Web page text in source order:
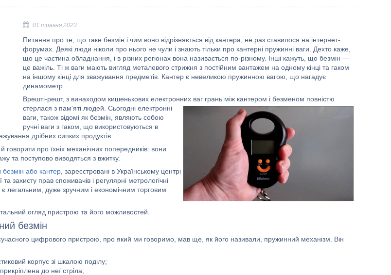
01 травня 2023
Питання про те, що таке безмін і чим воно відрізняється від кантера, не раз ставилося на інтернет-
форумах. Деякі люди ніколи про нього не чули і знають тільки про кантерні пружинні ваги. Дехто каже,
що це частина обладнання, і в різних регіонах вона називається по-різному. Інші кажуть, що безмін —
це важіль. Ті ж ваги мають вигляд металевого стрижня з постійним вантажем на одному кінці та гаком
на іншому кінці для зважування предметів. Кантер є невеликою пружинною вагою, що нагадує
динамометр
Врешті-решт, з винаходом кишенькових електронних ваг грань між кантером і безменом повністю
стерлася з пам'яті людей. Сьогодні електронні
ваги, також відомі як безмін, являють собою
ручні ваги з гаком, що використовуються в
дрібних сипких продуктів.
говорити про їхніх механічних попередників: вони
та поступово виводяться з вжитку.
безмін або кантер , зареєстровані в Українському центрі
та захисту прав споживачів і регулярні метрологічні
легальним, дуже зручним і економічним торговим
огляд пристрою та його можливостей.
безмін
цифрового пристрою, про який ми говоримо, мав ще, як його називали, пружинний механізм. Він
корпус зі шкалою поділу;
до неї стріла;